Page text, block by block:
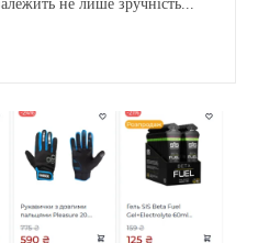
не лише зручність...